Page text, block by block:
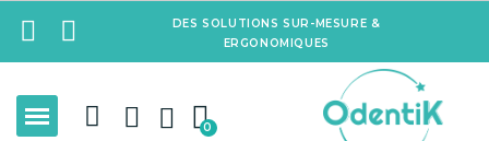
DES SOLUTIONS SUR-MESURE &
ERGONOMIQUES